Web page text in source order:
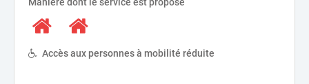
Accès aux personnes à mobilité réduite